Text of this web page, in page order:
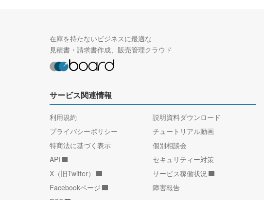
在庫を持たないビジネスに最適な
見積書・請求書作成、販売管理クラウド
サービス関連情報
利用規約
プライバシーポリシー
特商法に基づく表示
API
X（旧Twitter）
Facebookページ
説明資料ダウンロード
チュートリアル動画
個別相談会
セキュリティー対策
サービス稼働状況
障害報告